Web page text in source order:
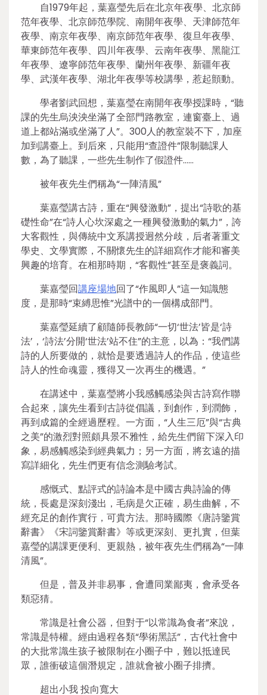
自1979年起，葉嘉瑩先后在北京年夜學、北京師
范年夜學、北京師范學院、南開年夜學、天津師范年
夜學、南京年夜學、南京師范年夜學、復旦年夜學、
華東師范年夜學、四川年夜學、云南年夜學、黑龍江
年夜學、遼寧師范年夜學、蘭州年夜學、新疆年夜
學、武漢年夜學、湖北年夜學等校講學，惹起顫動。
學者劉武回想，葉嘉瑩在南開年夜學授課時，“聽
課的先生烏泱泱坐滿了全部門路教室，連窗臺上、過
道上都站滿或坐滿了人”。300人的教室裝不下，加座
加到講臺上。到后來，只能用“查證件”限制聽課人
數，為了聽課，一些先生制作了假證件……
被年夜先生們稱為“一陣清風”
葉嘉瑩講古詩，重在“興發激動”，提出“詩歌的基
礎性命”在“詩人心坎深處之一種興發激動的氣力”，誇
大客觀性，與傳統中文系講授迥然分歧，后者著重文
學史、文學實際，不關懷先生的詳細寫作才能和審美
興趣的培育。在相那時期，“客觀性”甚至是褒義詞。
葉嘉瑩回講座場地回了“作風即人”這一知識態
度，是那時“束縛思惟”光譜中的一個構成部門。
葉嘉瑩延續了顧隨師長教師“一切‘世法’皆是‘詩
法’，‘詩法’分開‘世法’站不住”的主意，以為：“我們講
詩的人所要做的，就恰是要透過詩人的作品，使這些
詩人的性命魂靈，獲得又一次再生的機遇。”
在講述中，葉嘉瑩將小我感觸感染與古詩寫作聯
合起來，讓先生看到古詩從倡議，到創作，到潤飾，
再到成篇的全經過歷程。一方面，“人生三厄”與“古典
之美”的激烈對照頗具景不雅性，給先生們留下深入印
象，易感觸感染到經典氣力；另一方面，將玄遠的描
寫詳細化，先生們更有信念測驗考試。
感慨式、點評式的詩論本是中國古典詩論的傳
統，長處是深刻淺出，毛病是欠正確，易生曲解，不
經充足的創作實行，可貴方法。那時國際《唐詩鑒賞
辭書》《宋詞鑒賞辭書》等或更深刻、更扎實，但葉
嘉瑩的講課更便利、更親熱，被年夜先生們稱為“一陣
清風”。
但是，普及并非易事，會遭同業鄙夷，會承受各
類惡猜。
常識是社會公器，但對于“以常識為食者”來說，
常識是特權。經由過程各類“學術黑話”，古代社會中
的大批常識生孩子被限制在小圈子中，難以抵達民
眾，誰衝破這個潛規定，誰就會被小圈子排擠。
超出小我 投向寬大